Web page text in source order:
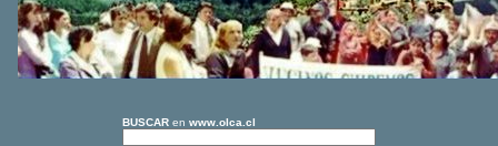
BUSCAR en www.olca.cl